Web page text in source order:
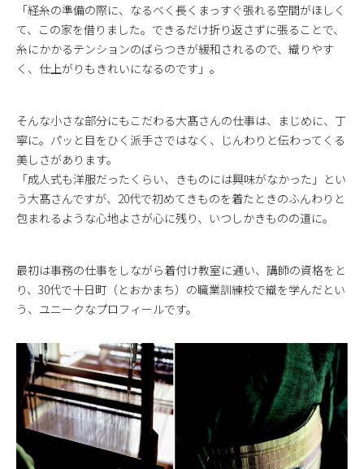
「経糸の準備の際に、なるべく長くまっすぐ張れる空間がほしく
て、この家を借りました。できるだけ折り返さずに張ることで、
糸にかかるテンションのばらつきが緩和されるので、織りやす
く、仕上がりもきれいになるのです」。
そんな小さな部分にもこだわる大髙さんの仕事は、まじめに、丁
寧に。パッと目をひく派手さではなく、じんわりと伝わってくる
美しさがあります。
「成人式も洋服だったくらい、きものには興味がなかった」とい
う大髙さんですが、20代で初めてきものを着たときのふんわりと
包まれるような心地よさが心に残り、いつしかきものの道に。
最初は事務の仕事をしながら着付け教室に通い、講師の資格をと
り、30代で十日町（とおかまち）の職業訓練校で織を学んだとい
う、ユニークなプロフィールです。